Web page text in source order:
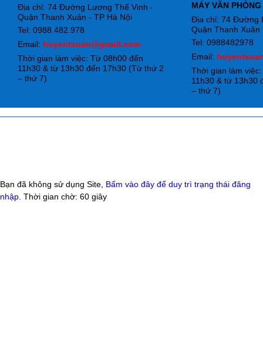
Địa chỉ: 74 Đường Lương Thế Vinh -
Quận Thanh Xuân - TP Hà Nội
Tel: 0988.482.978
Email: huyentxuan@gmail.com
Thời gian làm việc: Từ 08h00 đến
11h30 & từ 13h30 đến 17h30 (Từ thứ 2
– thứ 7)
MÁY VĂN PHÒNG
Địa chỉ: 74 Đường
Quận Thanh Xuân
Tel: 0988482978
Email:
Thời gian làm
11h30 & từ 13h30
– thứ 7)
Bạn đã không sử dụng Site, Bấm vào đây để duy trì trạng thái đăng
nhập . Thời gian chờ: 60 giây